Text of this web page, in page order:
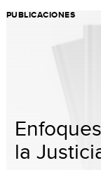
PUBLICACIONES
la